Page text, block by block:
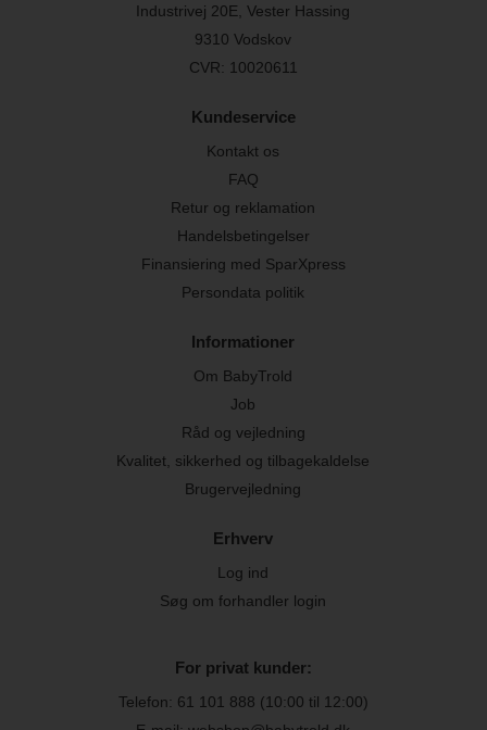
Industrivej 20E, Vester Hassing
9310 Vodskov
CVR: 10020611
Kundeservice
Kontakt os
FAQ
Retur og reklamation
Handelsbetingelser
Finansiering med SparXpress
Persondata politik
Informationer
Om BabyTrold
Job
Råd og vejledning
Kvalitet, sikkerhed og tilbagekaldelse
Brugervejledning
Erhverv
Log ind
Søg om forhandler login
For privat kunder:
Telefon: 61 101 888 (10:00 til 12:00)